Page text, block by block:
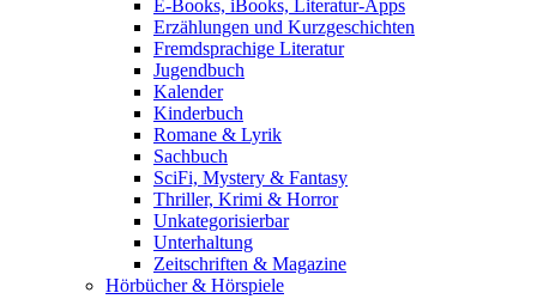
E-Books, iBooks, Literatur-Apps
Erzählungen und Kurzgeschichten
Fremdsprachige Literatur
Jugendbuch
Kalender
Kinderbuch
Romane & Lyrik
Sachbuch
SciFi, Mystery & Fantasy
Thriller, Krimi & Horror
Unkategorisierbar
Unterhaltung
Zeitschriften & Magazine
Hörbücher & Hörspiele